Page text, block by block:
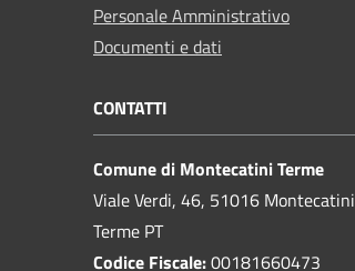
Personale Amministrativo
Documenti e dati
CONTATTI
Comune di Montecatini Terme
Viale Verdi, 46, 51016 Montecatini
Terme PT
Codice Fiscale:00181660473